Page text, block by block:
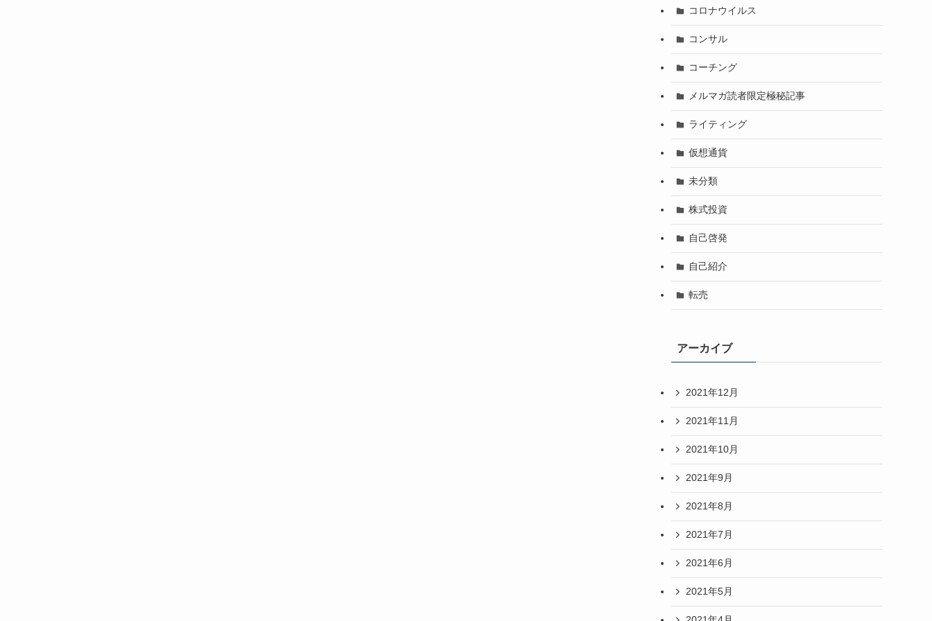
コロナウイルス
コンサル
コーチング
メルマガ読者限定極秘記事
ライティング
仮想通貨
未分類
株式投資
自己啓発
自己紹介
転売
アーカイブ
2021年12月
2021年11月
2021年10月
2021年9月
2021年8月
2021年7月
2021年6月
2021年5月